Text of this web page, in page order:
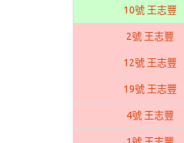
10號 王志豐
2號 王志豐
12號 王志豐
19號 王志豐
4號 王志豐